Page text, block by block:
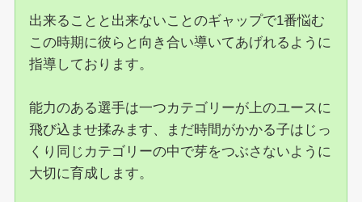
出来ることと出来ないことのギャップで1番悩む
この時期に彼らと向き合い導いてあげれるように
指導しております。
能力のある選手は一つカテゴリーが上のユースに
飛び込ませ揉みます、まだ時間がかかる子はじっ
くり同じカテゴリーの中で芽をつぶさないように
大切に育成します。